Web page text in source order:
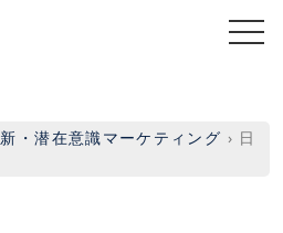
新・潜在意識マーケティング › 日